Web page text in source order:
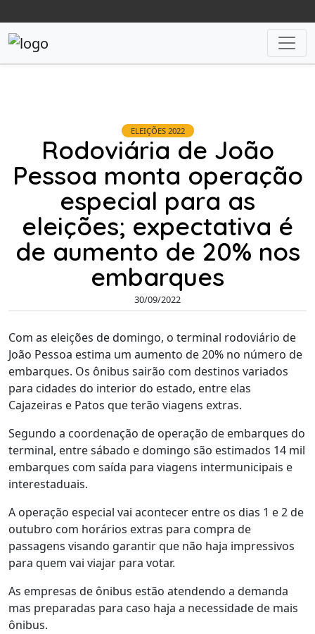
ELEIÇÕES 2022
Rodoviária de João
Pessoa monta operação
especial para as
eleições; expectativa é
de aumento de 20% nos
embarques
30/09/2022
Com as eleições de domingo, o terminal rodoviário de
João Pessoa estima um aumento de 20% no número de
embarques. Os ônibus sairão com destinos variados
para cidades do interior do estado, entre elas
Cajazeiras e Patos que terão viagens extras.
Segundo a coordenação de operação de embarques do
terminal, entre sábado e domingo são estimados 14 mil
embarques com saída para viagens intermunicipais e
interestaduais.
A operação especial vai acontecer entre os dias 1 e 2 de
outubro com horários extras para compra de
passagens visando garantir que não haja impressivos
para quem vai viajar para votar.
As empresas de ônibus estão atendendo a demanda
mas preparadas para caso haja a necessidade de mais
ônibus.